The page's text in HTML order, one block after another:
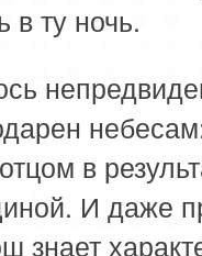
в ту ночь.
в
И даже
знает